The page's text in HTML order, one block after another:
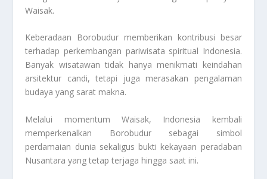
Waisak.
Keberadaan Borobudur memberikan kontribusi besar
terhadap perkembangan pariwisata spiritual Indonesia.
Banyak wisatawan tidak hanya menikmati keindahan
arsitektur candi, tetapi juga merasakan pengalaman
budaya yang sarat makna.
Melalui momentum Waisak, Indonesia kembali
memperkenalkan Borobudur sebagai simbol
perdamaian dunia sekaligus bukti kekayaan peradaban
Nusantara yang tetap terjaga hingga saat ini.